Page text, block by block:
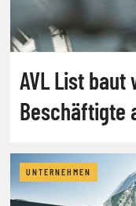
AVL List
Beschäftigte
UNTERNEHMEN